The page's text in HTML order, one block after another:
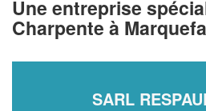
Une entreprise
Charpente à
SARL
vos